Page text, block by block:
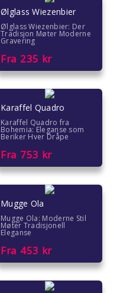
Ølglass Wiezenbier
Ølglass Wiezenbier: Der
Tradisjon Møter Moderne
Gravering
Fra 235 kr
Karaffel Quadro
Karaffel Quadro fra
Bohemia: Eleganse som
Beriker Hver Dråpe
Fra 753 kr
Mugge Ola
Mugge Ola: Moderne Stil
Møter Tradisjonell
Eleganse
Fra 453 kr